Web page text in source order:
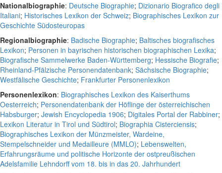
Nationalbiographie: Deutsche Biographie; Dizionario Biografico degli
Italiani; Historisches Lexikon der Schweiz; Biographisches Lexikon zur
Geschichte Südosteuropas
Regionalbiographie: Badische Biographie; Baltisches biografisches
Lexikon; Personen in bayrischen historischen biographischen Lexika;
Biografische Sammelwerke Baden-Württemberg; Hessische Biografie;
Rheinland-Pfälzische Personendatenbank; Sächsische Biographie;
Westfälische Geschichte; Frankfurter Personenlexikon
Personenlexikon: Biographisches Lexikon des Kaiserthums
Oesterreich; Personendatenbank der Höflinge der österreichischen
Habsburger; Jewish Encyclopedia 1906; Digitales Portal der Rabbiner;
Lexikon Literatur in Tirol und Südtirol; Biographia Cisterciensis;
Biographisches Lexikon der Münzmeister, Wardeine,
Stempelschneider und Medailleure (MMLO); Lebenswelten,
Erfahrungsräume und politische Horizonte der ostpreußischen
Adelsfamilie Lehndorff vom 18. bis in das 20. Jahrhundert